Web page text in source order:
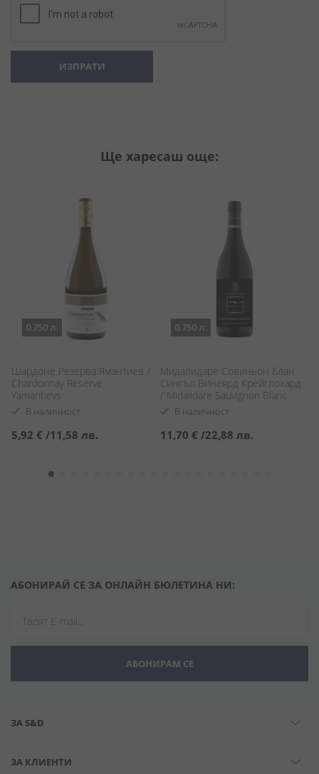
ИЗПРАТИ
Ще харесаш още:
0.750 л.
Шардоне Резерва Ямантиев /
Chardonnay Reserve
Yamantievs
В наличност
5,92 € /11,58 лв.
0.750 л.
Мидалидаре Совиньон Блан
Сингъл Винеярд Крейглохард
/ Midalidare Sauvignon Blanc
Single Craiglochart Vineyard
В наличност
11,70 € /22,88 лв.
АБОНИРАЙ СЕ ЗА ОНЛАЙН БЮЛЕТИНА НИ:
АБОНИРАМ СЕ
ЗА S&D
ЗА КЛИЕНТИ